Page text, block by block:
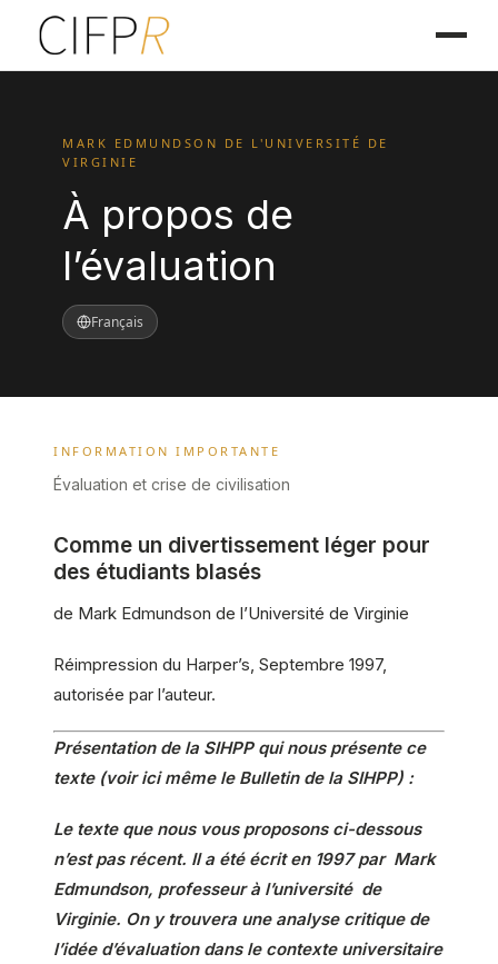
MARK EDMUNDSON DE L'UNIVERSITÉ DE
VIRGINIE
À propos de
l’évaluation
Français
INFORMATION IMPORTANTE
Évaluation et crise de civilisation
Comme un divertissement léger pour
des étudiants blasés
de Mark Edmundson de l’Université de Virginie
Réimpression du Harper’s, Septembre 1997,
autorisée par l’auteur.
Présentation de la SIHPP qui nous présente ce
texte (voir ici même le Bulletin de la SIHPP) :
Le texte que nous vous proposons ci-dessous
n’est pas récent. Il a été écrit en 1997 par Mark
Edmundson, professeur à l’université de
Virginie. On y trouvera une analyse critique de
l’idée d’évaluation dans le contexte universitaire